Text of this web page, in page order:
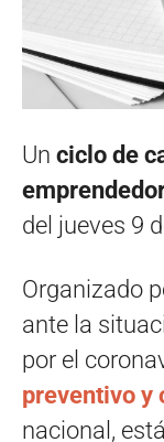
Un ciclo de
del jueves 9
Organizado
ante la
por el
preventivo y
nacional,